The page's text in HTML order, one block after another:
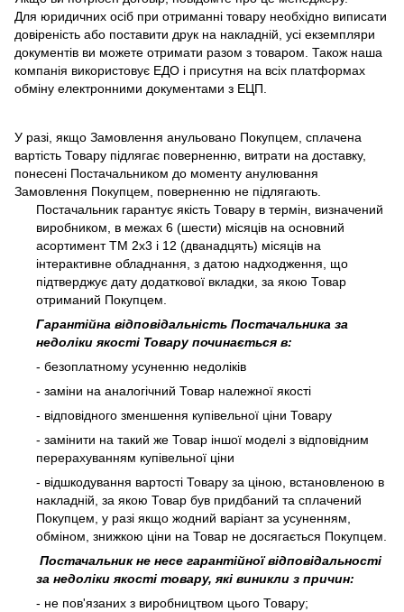
Для юридичних осіб при отриманні товару необхідно виписати
довіреність або поставити друк на накладній, усі екземпляри
документів ви можете отримати разом з товаром. Також наша
компанія використовує ЕДО і присутня на всіх платформах
обміну електронними документами з ЕЦП.
У разі, якщо Замовлення анульовано Покупцем, сплачена
вартість Товару підлягає поверненню, витрати на доставку,
понесені Постачальником до моменту анулювання
Замовлення Покупцем, поверненню не підлягають.
Постачальник гарантує якість Товару в термін, визначений
виробником, в межах 6 (шести) місяців на основний
асортимент ТМ 2х3 і 12 (дванадцять) місяців на
інтерактивне обладнання, з датою надходження, що
підтверджує дату додаткової вкладки, за якою Товар
отриманий Покупцем.
Гарантійна відповідальність Постачальника за
недоліки якості Товару починається в:
- безоплатному усуненню недоліків
- заміни на аналогічний Товар належної якості
- відповідного зменшення купівельної ціни Товару
- замінити на такий же Товар іншої моделі з відповідним
перерахуванням купівельної ціни
- відшкодування вартості Товару за ціною, встановленою в
накладній, за якою Товар був придбаний та сплачений
Покупцем, у разі якщо жодний варіант за усуненням,
обміном, знижкою ціни на Товар не досягається Покупцем.
Постачальник не несе гарантійної відповідальності
за недоліки якості товару, які виникли з причин:
- не пов'язаних з виробництвом цього Товару;